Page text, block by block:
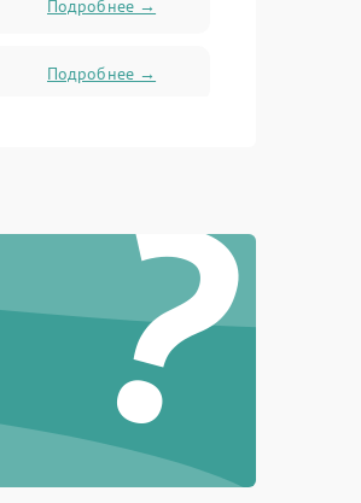
Подробнее →
Подробнее →
Подробнее →
?